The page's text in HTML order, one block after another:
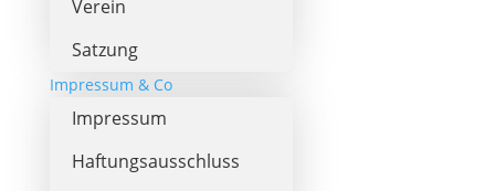
Verein
Satzung
Impressum & Co
Impressum
Haftungsausschluss